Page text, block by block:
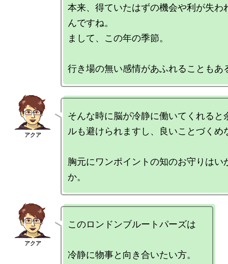
本来、得ていたはずの機会や利が失わ
んですね。
まして、この年の季節。
そんな時に脳が冷静に働いてくれると
ルも避けられますし、良いことづくめ
胸元にワンポイントの知のお守りはい
このロンドンブルートパーズは
冷静に物事と向き合いたい方。